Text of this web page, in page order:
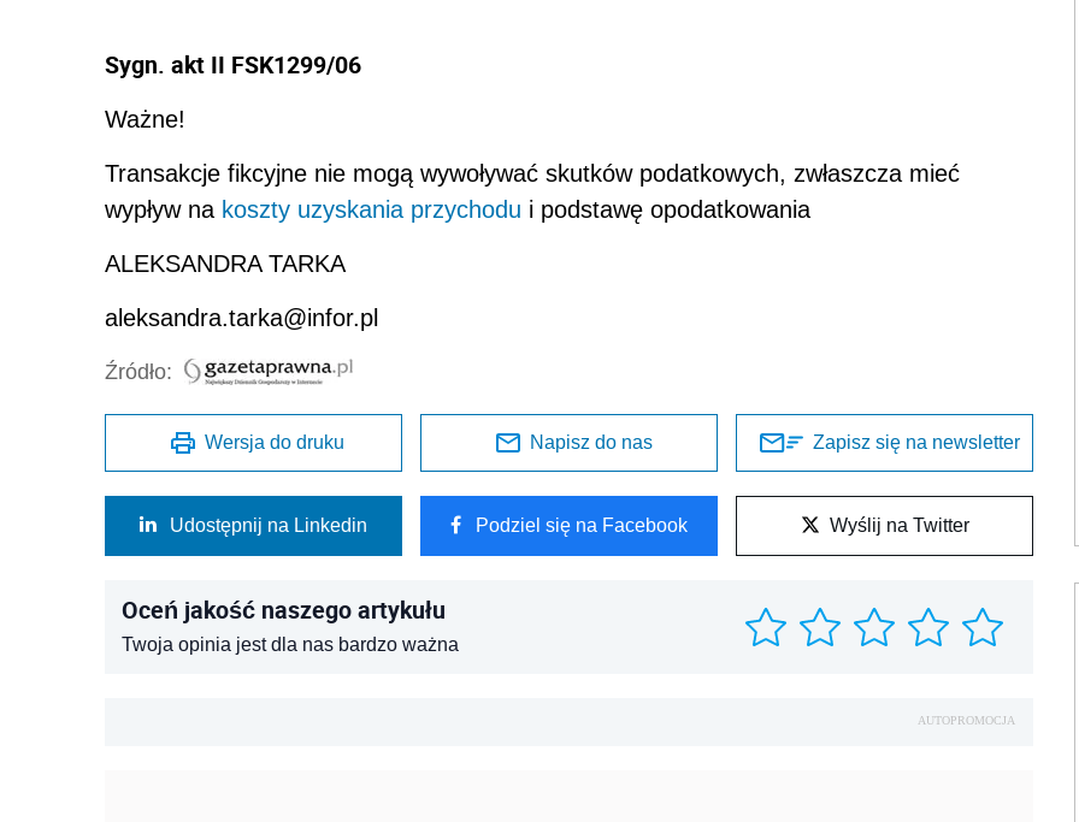
Sygn. akt II FSK1299/06
Ważne!
Transakcje fikcyjne nie mogą wywoływać skutków podatkowych, zwłaszcza mieć
wypływ na koszty uzyskania przychodu i podstawę opodatkowania
ALEKSANDRA TARKA
aleksandra.tarka@infor.pl
Źródło:
Wersja do druku Napisz do nas Zapisz się na newsletter
Udostępnij na Linkedin Podziel się na Facebook Wyślij na Twitter
Oceń jakość naszego artykułu
Twoja opinia jest dla nas bardzo ważna
AUTOPROMOCJA